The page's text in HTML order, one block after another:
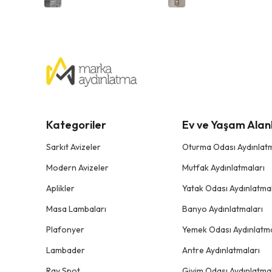
Kategoriler
Sarkıt Avizeler
Modern Avizeler
Aplikler
Masa Lambaları
Plafonyer
Lambader
Ev ve Yaşam
Oturma Odası
Mutfak Aydınlatmaları
Yatak Odası
Banyo Aydınlatmaları
Yemek Odası
Antre Aydınlatmaları